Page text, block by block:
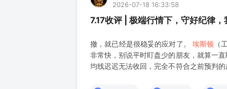
2026-07-18 16:33:58
7.17收评 | 极端行情下，守好纪律
撤，就已经是很稳妥的应对了。 埃斯顿 （
非常快，别说平时盯盘少的朋友，就算一
均线迟迟无法收回，完全不符合之前预判